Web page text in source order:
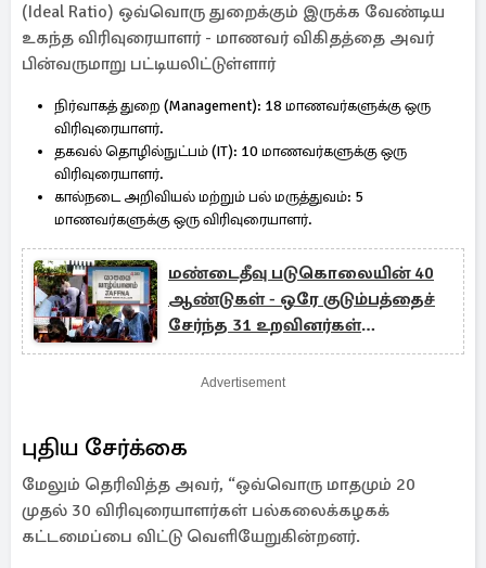
(Ideal Ratio) ஒவ்வொரு துறைக்கும் இருக்க வேண்டிய
உகந்த விரிவுரையாளர் - மாணவர் விகிதத்தை அவர்
பின்வருமாறு பட்டியலிட்டுள்ளார்
நிர்வாகத் துறை (Management): 18 மாணவர்களுக்கு ஒரு
விரிவுரையாளர்.
தகவல் தொழில்நுட்பம் (IT): 10 மாணவர்களுக்கு ஒரு
விரிவுரையாளர்.
கால்நடை அறிவியல் மற்றும் பல் மருத்துவம்: 5
மாணவர்களுக்கு ஒரு விரிவுரையாளர்.
மண்டைதீவு படுகொலையின் 40
ஆண்டுகள் - ஒரே குடும்பத்தைச்
சேர்ந்த 31 உறவினர்கள்
படுகொலை
Advertisement
புதிய சேர்க்கை
மேலும் தெரிவித்த அவர், “ஒவ்வொரு மாதமும் 20
முதல் 30 விரிவுரையாளர்கள் பல்கலைக்கழகக்
கட்டமைப்பை விட்டு வெளியேறுகின்றனர்.